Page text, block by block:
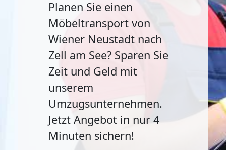
Planen Sie einen
Möbeltransport von
Wiener Neustadt nach
Zell am See? Sparen Sie
Zeit und Geld mit
unserem
Umzugsunternehmen.
Jetzt Angebot in nur 4
Minuten sichern!